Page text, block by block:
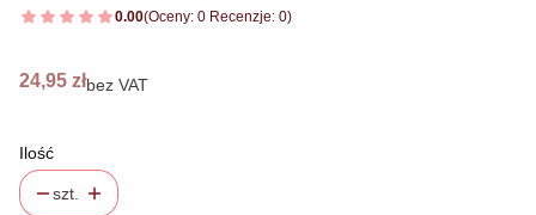
0.00(Oceny: 0 Recenzje: 0)
Cena
24,95 złbez VAT
Ilość
szt.